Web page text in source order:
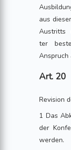
aus
Austritts
ter
Anspruch
Art. 20
Revision
1 Das
der
werden.